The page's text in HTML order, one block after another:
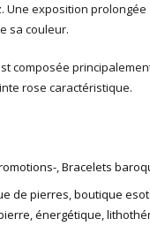
Une exposition
sa couleur.
composée
rose caractéristique.
,Bracelets
de pierres,boutique
,énergétique,